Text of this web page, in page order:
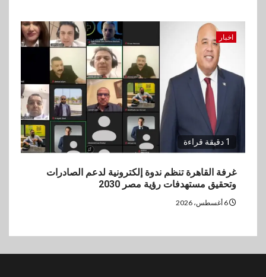
اخبار
1 دقيقة قراءة
غرفة القاهرة تنظم ندوة إلكترونية لدعم الصادرات
وتحقيق مستهدفات رؤية مصر 2030